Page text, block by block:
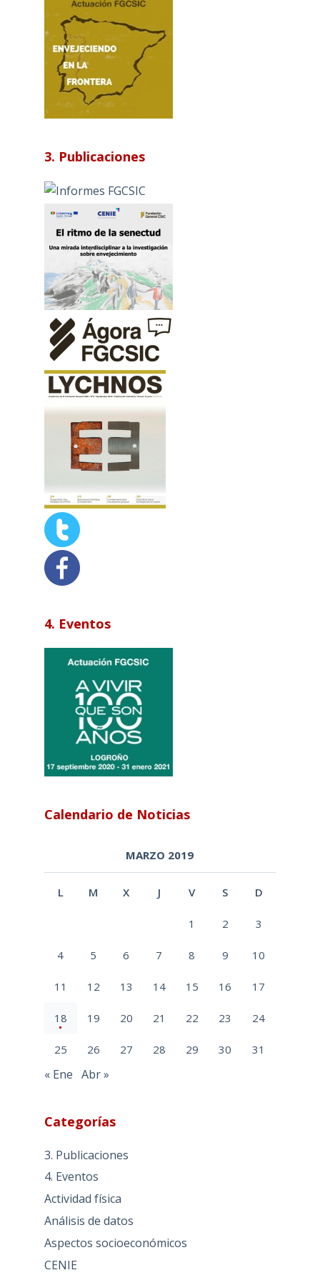
3. Publicaciones
4. Eventos
Calendario de Noticias
MARZO 2019
L M X J V S D
1 2 3
4 5 6 7 8 9 10
11 12 13 14 15 16 17
18 19 20 21 22 23 24
25 26 27 28 29 30 31
« Ene Abr »
Categorías
3. Publicaciones
4. Eventos
Actividad física
Análisis de datos
Aspectos socioeconómicos
CENIE